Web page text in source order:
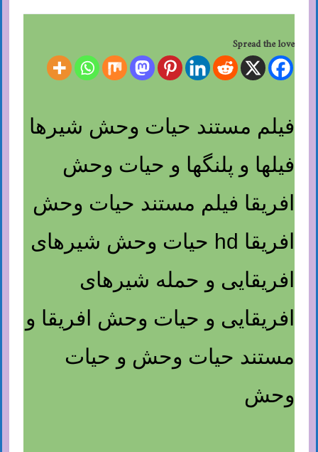
Spread the love
فیلم مستند حیات وحش شیرها
فیلها و پلنگها و حیات وحش
افریقا فیلم مستند حیات وحش
افریقا hd حیات وحش شیرهای
افریقایی و حمله شیرهای
افریقایی و حیات وحش افریقا و
مستند حیات وحش و حیات
وحش